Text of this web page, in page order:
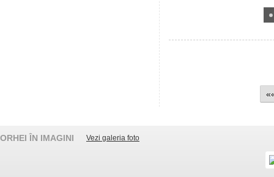
ORHEI ÎN IMAGINI Vezi galeria foto